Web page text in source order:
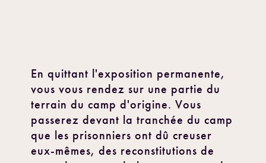
En quittant l'exposition permanente,
vous vous rendez sur une partie du
terrain du camp d'origine. Vous
passerez devant la tranchée du camp
que les prisonniers ont dû creuser
eux-mêmes, des reconstitutions de